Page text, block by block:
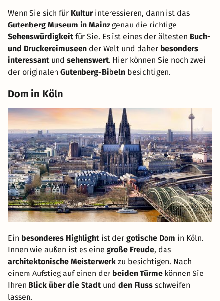
Wenn Sie sich für Kulturinteressieren, dann ist das
Gutenberg Museum in Mainz genau die richtige
Sehenswürdigkeit für Sie. Es ist eines der ältesten Buch-
und Druckereimuseen der Welt und daher besonders
interessant und sehenswert. Hier können Sie noch zwei
der originalen Gutenberg-Bibeln besichtigen.
Dom in Köln
Ein besonderes Highlight ist der gotische Dom in Köln.
Innen wie außen ist es eine große Freude, das
architektonische Meisterwerk zu besichtigen. Nach
einem Aufstieg auf einen der beiden Türme können Sie
Ihren Blick über die Stadt und den Fluss schweifen
lassen.